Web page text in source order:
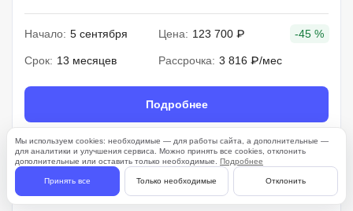
Начало: 5 сентября Цена: 123 700 ₽ -45 %
Срок: 13 месяцев Рассрочка: 3 816 ₽/мес
Подробнее
4.7
261 отзыв
Мы используем cookies: необходимые — для работы сайта, а дополнительные —
для аналитики и улучшения сервиса. Можно принять все cookies, отклонить
дополнительные или оставить только необходимые. Подробнее
Принять все Только необходимые Отклонить